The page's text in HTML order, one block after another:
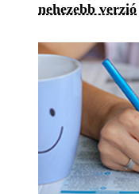
nehezebb verzió